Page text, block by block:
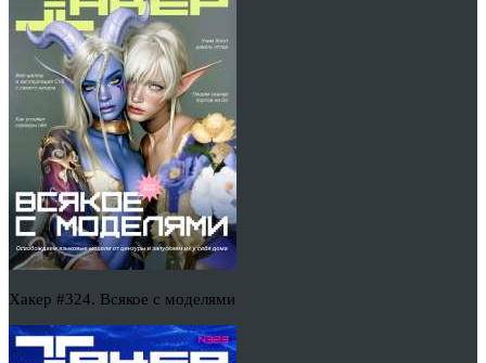
Хакер #324. Всякое с моделями